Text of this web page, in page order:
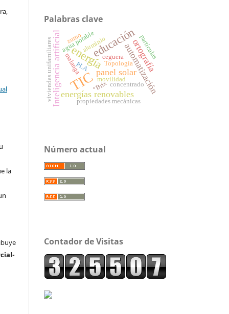
la
Palabras clave
TIC
energíaeducación
panel solar
Inteligencia artificial automatización
ortografía
energías renovables
partículas
agua potable
movilidad
malanga
viviendas unifamiliares PLA Topología
propiedades mecánicas
aluminio
ceguera
concentrado
zumo
°Brix
Número actual
Contador de Visitas